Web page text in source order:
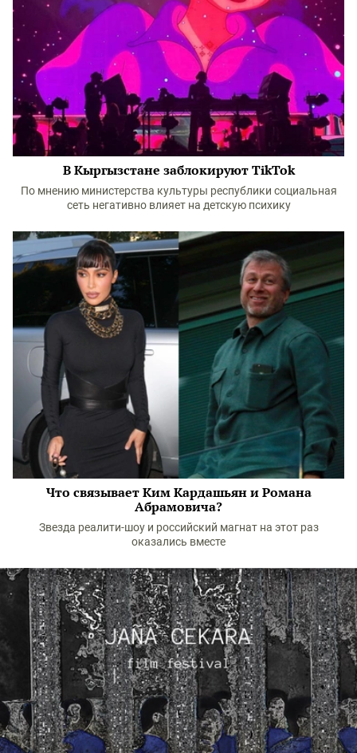
В Кыргызстане заблокируют TikTok
По мнению министерства культуры республики социальная
сеть негативно влияет на детскую психику
Что связывает Ким Кардашьян и Романа
Абрамовича?
Звезда реалити-шоу и российский магнат на этот раз
оказались вместе